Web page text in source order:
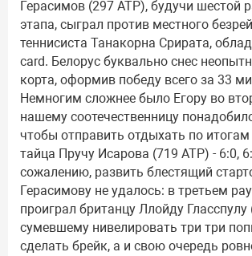
Герасимов (297 АТР), будучи шестой
этапа, сыграл против местного
теннисиста Танакорна Срирата,
card. Белорус буквально снес
корта, оформив победу всего за 33
Немногим сложнее было Егору во
нашему соотечественницу
чтобы отправить отдыхать по итогам
тайца Пручу Исарова (719 АТР) - 6:0,
сожалению, развить блестящий
Герасимову не удалось: в третьем
проиграл британцу Ллойду
сумевшему нивелировать три три
сделать брейк, а и свою очередь